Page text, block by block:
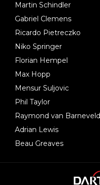
Martin Schindler
Gabriel Clemens
Ricardo Pietreczko
Niko Springer
Florian Hempel
Max Hopp
Mensur Suljovic
Phil Taylor
Raymond van Barneveld
Adrian Lewis
Beau Greaves